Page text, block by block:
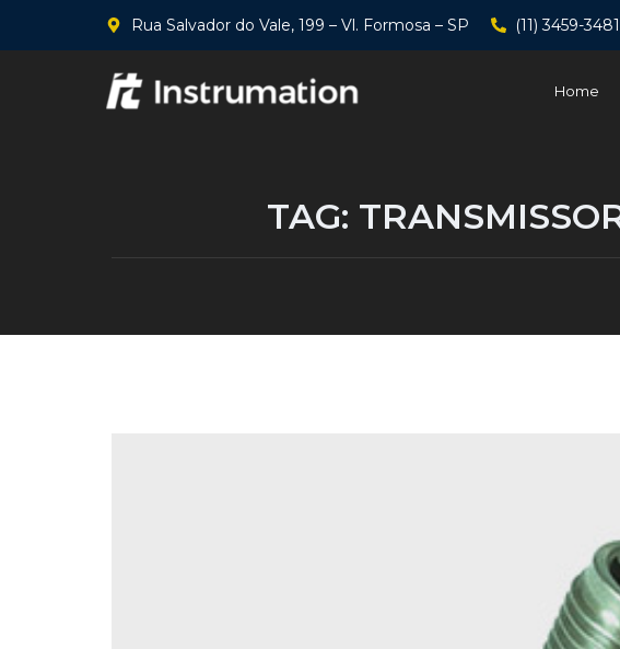
Rua Salvador do Vale, 199 – Vl. Formosa – SP (11) 3459-3481
Home
TAG: